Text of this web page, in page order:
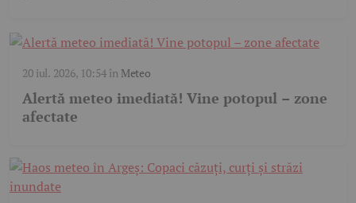
20 iul. 2026, 10:54în Meteo
Alertă meteo imediată! Vine potopul – zone
afectate